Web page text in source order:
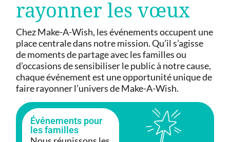
rayonner les vœux
Chez Make-A-Wish, les événements occupent une
place centrale dans notre mission. Qu’il s’agisse
de moments de partage avec les familles ou
d’occasions de sensibiliser le public à notre cause,
chaque événement est une opportunité unique de
faire rayonner l’univers de Make-A-Wish.
Événements pour
les familles